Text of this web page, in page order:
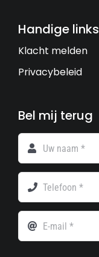
Handige links
Klacht melden
Privacybeleid
Bel mij terug